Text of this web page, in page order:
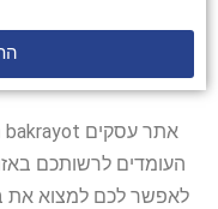
העומדים לרשותכם
לאפשר לכם למצוא את